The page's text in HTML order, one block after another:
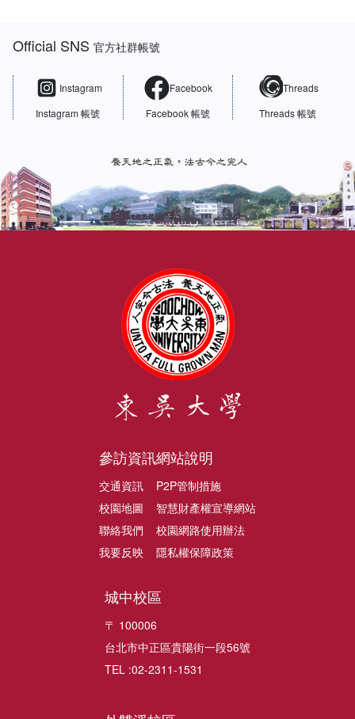
Official SNS官方社群帳號
Instagram
Instagram 帳號
Facebook
Facebook 帳號
Threads
Threads 帳號
參訪資訊
交通資訊
校園地圖
聯絡我們
我要反映
網站說明
P2P管制措施
智慧財產權宣導網站
校園網路使用辦法
隱私權保障政策
城中校區
〒 100006
台北市中正區貴陽街一段56號
TEL :02-2311-1531